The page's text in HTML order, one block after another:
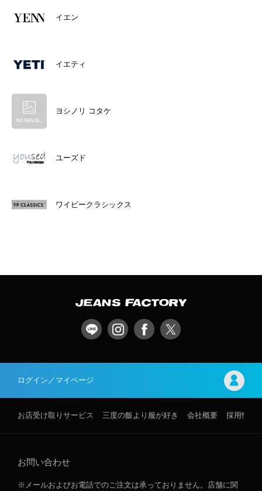
イエン
イエティ
ヨシノリ コタケ
ユーズド
ワイピークラシックス
ログイン／マイページ
お店受け取りサービス 三度の飯より服が好き 会社概要 採用情報
お問い合わせ
※メールおよびお電話でのご注文は承っておりません。店舗に関